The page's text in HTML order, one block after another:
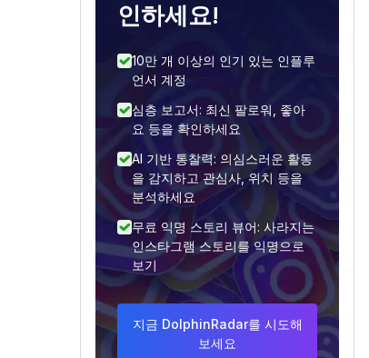
인하세요!
10만 개 이상의 인기 있는 인플루
언서 계정
심층 보고서: 최신 팔로워, 좋아
요 등을 확인하세요
AI 기반 통찰력: 의심스러운 활동
을 감지하고 관심사, 위치 등을
분석하세요
무료 익명 스토리 뷰어: 사라지는
인스타그램 스토리를 익명으로
보기
지금 DolphinRadar를 시도해
보세요